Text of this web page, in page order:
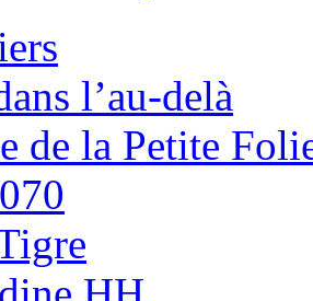
l’au-delà
de la Petite